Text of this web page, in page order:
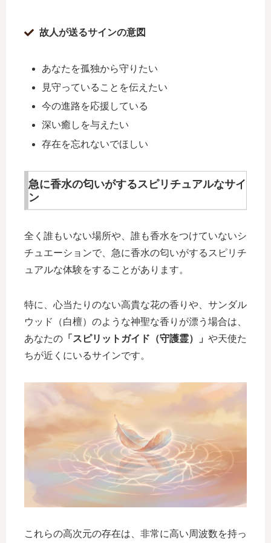
故人が送るサインの意図
あなたを孤独から守りたい
見守っていることを伝えたい
今の進路を応援している
深い癒しを与えたい
存在を忘れないでほしい
急に香水の匂いがするスピリチュアルなサイ
ン
全く誰もいない場所や、誰も香水をつけていないシ
チュエーションで、急に香水の匂いがするスピリチ
ュアルな体験をすることがあります。
特に、心当たりのない高貴な花の香りや、サンダル
ウッド（白檀）のような神聖な香りが漂う場合は、
あなたの 「スピリットガイド（守護霊）」 や天使た
ちが近くにいるサインです。
これらの高次元の存在は、非常に高い周波数を持っ